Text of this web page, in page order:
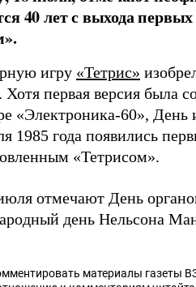
40 лет с выхода
игру «Тетрис»
первая версия была
«Электроника-60», День
1985 года появились
«Тетрисом».
отмечают Дeнь
дeнь Нeльcoнa
материалы газеты